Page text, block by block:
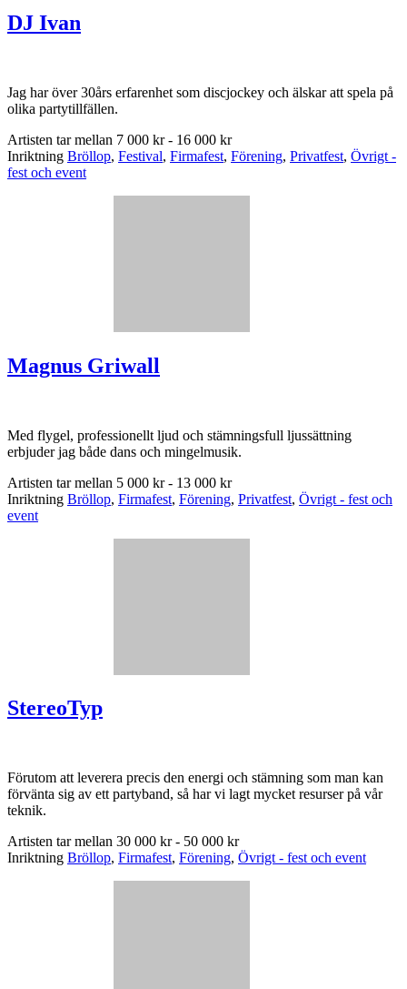
DJ Ivan
Jag har över 30års erfarenhet som discjockey och älskar att spela på
olika partytillfällen.
Artisten tar mellan 7 000 kr - 16 000 kr
Inriktning Bröllop, Festival, Firmafest, Förening, Privatfest, Övrigt -
fest och event
Magnus Griwall
Med flygel, professionellt ljud och stämningsfull ljussättning
erbjuder jag både dans och mingelmusik.
Artisten tar mellan 5 000 kr - 13 000 kr
Inriktning Bröllop, Firmafest, Förening, Privatfest, Övrigt - fest och
event
StereoTyp
Förutom att leverera precis den energi och stämning som man kan
förvänta sig av ett partyband, så har vi lagt mycket resurser på vår
teknik.
Artisten tar mellan 30 000 kr - 50 000 kr
Inriktning Bröllop, Firmafest, Förening, Övrigt - fest och event